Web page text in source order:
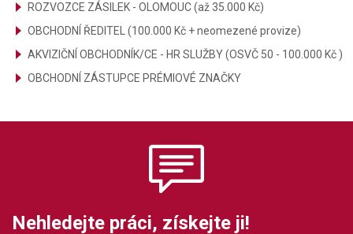
ROZVOZCE ZÁSILEK - OLOMOUC (až 35.000 Kč)
OBCHODNÍ ŘEDITEL (100.000 Kč + neomezené provize)
AKVIZIČNÍ OBCHODNÍK/CE - HR SLUŽBY (OSVČ 50 - 100.000 Kč )
OBCHODNÍ ZÁSTUPCE PRÉMIOVÉ ZNAČKY
Nehledejte práci, získejte ji!